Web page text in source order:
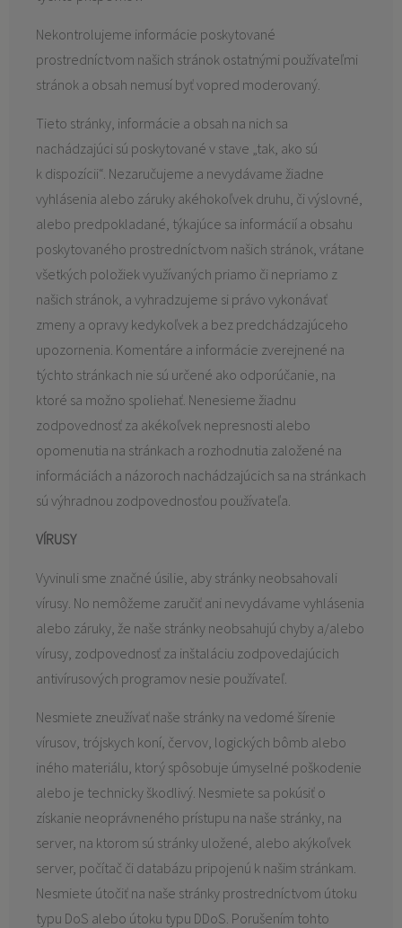
Nekontrolujeme informácie poskytované
prostredníctvom našich stránok ostatnými používateľmi
stránok a obsah nemusí byť vopred moderovaný.
Tieto stránky, informácie a obsah na nich sa
nachádzajúci sú poskytované v stave „tak, ako sú
k dispozícii“. Nezaručujeme a nevydávame žiadne
vyhlásenia alebo záruky akéhokoľvek druhu, či výslovné,
alebo predpokladané, týkajúce sa informácií a obsahu
poskytovaného prostredníctvom našich stránok, vrátane
všetkých položiek využívaných priamo či nepriamo z
našich stránok, a vyhradzujeme si právo vykonávať
zmeny a opravy kedykoľvek a bez predchádzajúceho
upozornenia. Komentáre a informácie zverejnené na
týchto stránkach nie sú určené ako odporúčanie, na
ktoré sa možno spoliehať. Nenesieme žiadnu
zodpovednosť za akékoľvek nepresnosti alebo
opomenutia na stránkach a rozhodnutia založené na
informáciách a názoroch nachádzajúcich sa na stránkach
sú výhradnou zodpovednosťou používateľa.
VÍRUSY
Vyvinuli sme značné úsilie, aby stránky neobsahovali
vírusy. No nemôžeme zaručiť ani nevydávame vyhlásenia
alebo záruky, že naše stránky neobsahujú chyby a/alebo
vírusy, zodpovednosť za inštaláciu zodpovedajúcich
antivírusových programov nesie používateľ.
Nesmiete zneužívať naše stránky na vedomé šírenie
vírusov, trójskych koní, červov, logických bômb alebo
iného materiálu, ktorý spôsobuje úmyselné poškodenie
alebo je technicky škodlivý. Nesmiete sa pokúsiť o
získanie neoprávneného prístupu na naše stránky, na
server, na ktorom sú stránky uložené, alebo akýkoľvek
server, počítač či databázu pripojenú k našim stránkam.
Nesmiete útočiť na naše stránky prostredníctvom útoku
typu DoS alebo útoku typu DDoS. Porušením tohto